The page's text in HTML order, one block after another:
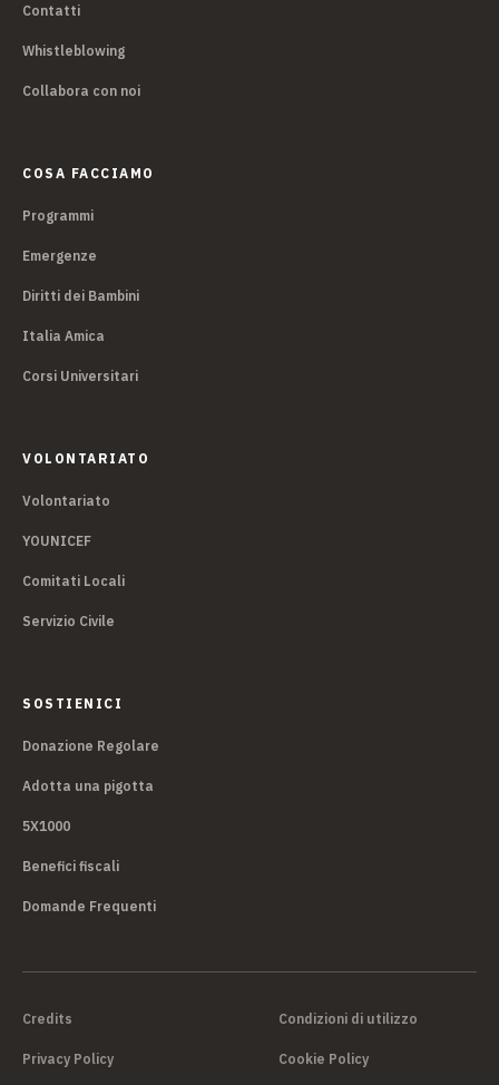
Contatti
Whistleblowing
Collabora con noi
COSA FACCIAMO
Programmi
Emergenze
Diritti dei Bambini
Italia Amica
Corsi Universitari
VOLONTARIATO
Volontariato
YOUNICEF
Comitati Locali
Servizio Civile
SOSTIENICI
Donazione Regolare
Adotta una pigotta
5X1000
Benefici fiscali
Domande Frequenti
Credits Condizioni di utilizzo
Privacy Policy Cookie Policy